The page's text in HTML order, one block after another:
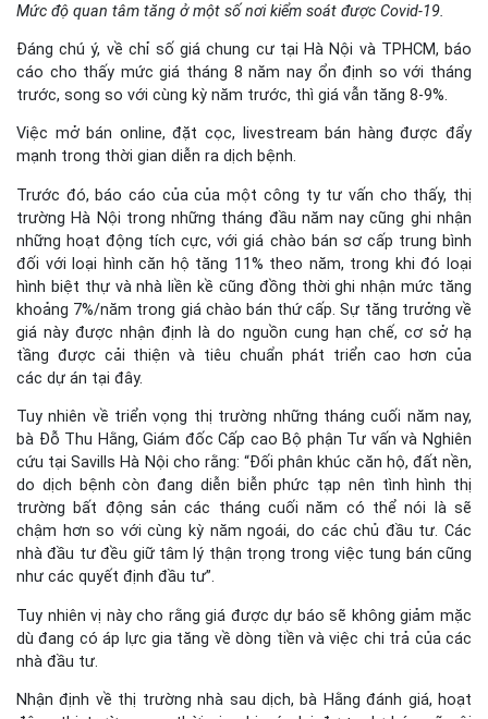
Mức độ quan tâm tăng ở một số nơi kiểm soát được Covid-19.
Đáng chú ý, về chỉ số giá chung cư tại Hà Nội và TPHCM, báo
cáo cho thấy mức giá tháng 8 năm nay ổn định so với tháng
trước, song so với cùng kỳ năm trước, thì giá vẫn tăng 8-9%.
Việc mở bán online, đặt cọc, livestream bán hàng được đẩy
mạnh trong thời gian diễn ra dịch bệnh.
Trước đó, báo cáo của của một công ty tư vấn cho thấy, thị
trường Hà Nội trong những tháng đầu năm nay cũng ghi nhận
những hoạt động tích cực, với giá chào bán sơ cấp trung bình
đối với loại hình căn hộ tăng 11% theo năm, trong khi đó loại
hình biệt thự và nhà liền kề cũng đồng thời ghi nhận mức tăng
khoảng 7%/năm trong giá chào bán thứ cấp. Sự tăng trưởng về
giá này được nhận định là do nguồn cung hạn chế, cơ sở hạ
tầng được cải thiện và tiêu chuẩn phát triển cao hơn của
các dự án tại đây.
Tuy nhiên về triển vọng thị trường những tháng cuối năm nay,
bà Đỗ Thu Hằng, Giám đốc Cấp cao Bộ phận Tư vấn và Nghiên
cứu tại Savills Hà Nội cho rằng: “Đối phân khúc căn hộ, đất nền,
do dịch bệnh còn đang diễn biễn phức tạp nên tình hình thị
trường bất động sản các tháng cuối năm có thể nói là sẽ
chậm hơn so với cùng kỳ năm ngoái, do các chủ đầu tư. Các
nhà đầu tư đều giữ tâm lý thận trọng trong việc tung bán cũng
như các quyết định đầu tư”.
Tuy nhiên vị này cho rằng giá được dự báo sẽ không giảm mặc
dù đang có áp lực gia tăng về dòng tiền và việc chi trả của các
nhà đầu tư.
Nhận định về thị trường nhà sau dịch, bà Hằng đánh giá, hoạt